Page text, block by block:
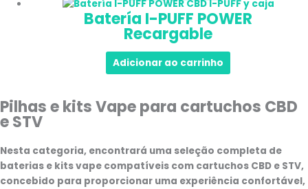
Batería I-PUFF POWER
Recargable
Adicionar ao carrinho
Pilhas e kits Vape para cartuchos CBD
e STV
Nesta categoria, encontrará uma seleção completa de
baterias e kits vape compatíveis com cartuchos CBD e STV,
concebido para proporcionar uma experiência confortável,